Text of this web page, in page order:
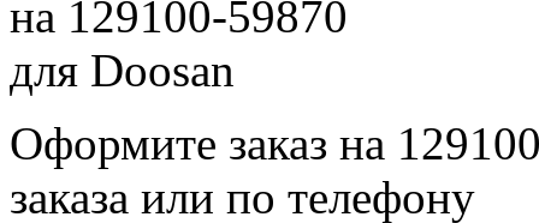
Оформите заказ на
заказа или по телефону